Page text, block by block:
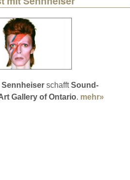
Sennheiser schafftSound-
Gallery of Ontario. mehr»